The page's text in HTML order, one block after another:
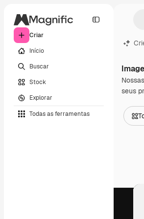
Criar
Início
Buscar
Stock
Explorar
Todas as ferramentas
seus
Vídeos